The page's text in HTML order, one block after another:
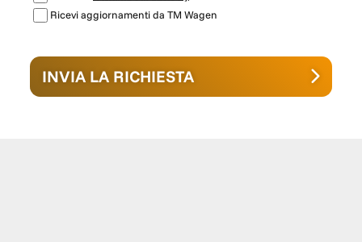
Ricevi aggiornamenti da TM Wagen
INVIA LA RICHIESTA